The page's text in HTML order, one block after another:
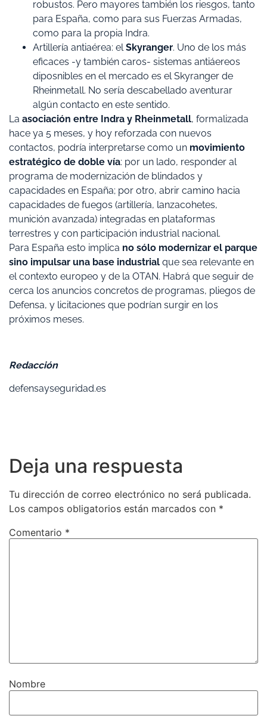
robustos. Pero mayores también los riesgos, tanto
para España, como para sus Fuerzas Armadas,
como para la propia Indra.
Artillería antiaérea: elSkyranger. Uno de los más
eficaces -y también caros- sistemas antiáereos
diposnibles en el mercado es el Skyranger de
Rheinmetall. No sería descabellado aventurar
algún contacto en este sentido.
La asociación entre Indra y Rheinmetall, formalizada
hace ya 5 meses, y hoy reforzada con nuevos
contactos, podría interpretarse como un movimiento
estratégico de doble vía: por un lado, responder al
programa de modernización de blindados y
capacidades en España; por otro, abrir camino hacia
capacidades de fuegos (artillería, lanzacohetes,
munición avanzada) integradas en plataformas
terrestres y con participación industrial nacional.
Para España esto implica no sólo modernizar el parque
sino impulsar una base industrial que sea relevante en
el contexto europeo y de la OTAN. Habrá que seguir de
cerca los anuncios concretos de programas, pliegos de
Defensa, y licitaciones que podrían surgir en los
próximos meses.
Redacción
defensayseguridad.es
Deja una respuesta
Tu dirección de correo electrónico no será publicada.
Los campos obligatorios están marcados con *
Comentario *
Nombre